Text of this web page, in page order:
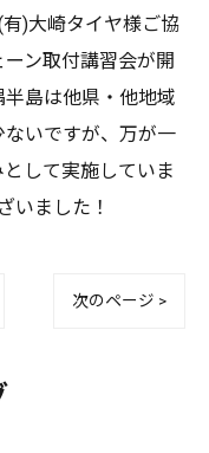
有)大崎タイヤ様ご協
ン取付講習会が開
島は他県・他地域
いですが、万が一
して実施していま
いました！
次のページ >